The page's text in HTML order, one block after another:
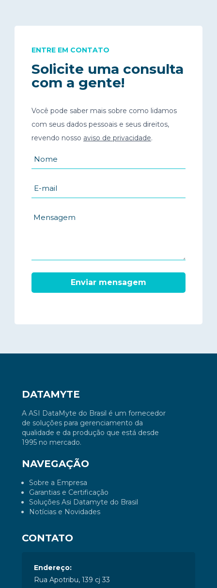
ENTRE EM CONTATO
Solicite uma consulta
com a gente!
Você pode saber mais sobre como lidamos
com seus dados pessoais e seus direitos,
revendo nosso aviso de privacidade.
DATAMYTE
A ASI DataMyte do Brasil é um fornecedor
de soluções para gerenciamento da
qualidade e da produção que está desde
1995 no mercado.
NAVEGAÇÃO
Sobre a Empresa
Garantias e Certificação
Soluções Asi Datamyte do Brasil
Notícias e Novidades
CONTATO
Endereço:
Rua Apotribu, 139 cj 33